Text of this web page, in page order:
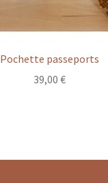
Pochette passeports
39,00 €